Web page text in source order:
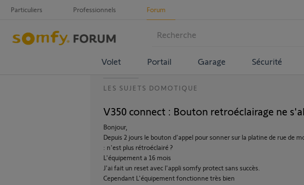
Particuliers Professionnels Forum
Volet Portail Garage Sécurité
LES SUJETS DOMOTIQUE
V350 connect : Bouton retroéclairage ne
Bonjour,
Depuis 2 jours le bouton d'appel pour sonner sur la platine de rue de
: n'est plus rétroéclairé ?
L'équipement a 16 mois
J'ai fait un reset avec l'appli somfy protect sans succès.
Cependant L'équipement fonctionne très bien